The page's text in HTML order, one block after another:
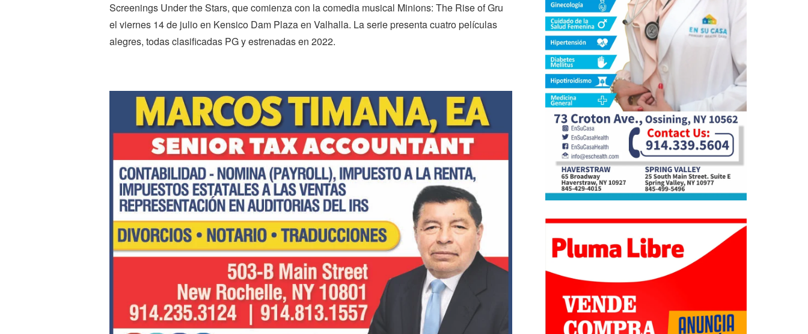
Screenings Under the Stars, que comienza con la comedia musical Minions: The Rise of Gru
el viernes 14 de julio en Kensico Dam Plaza en Valhalla. La serie presenta cuatro películas
alegres, todas clasificadas PG y estrenadas en 2022.